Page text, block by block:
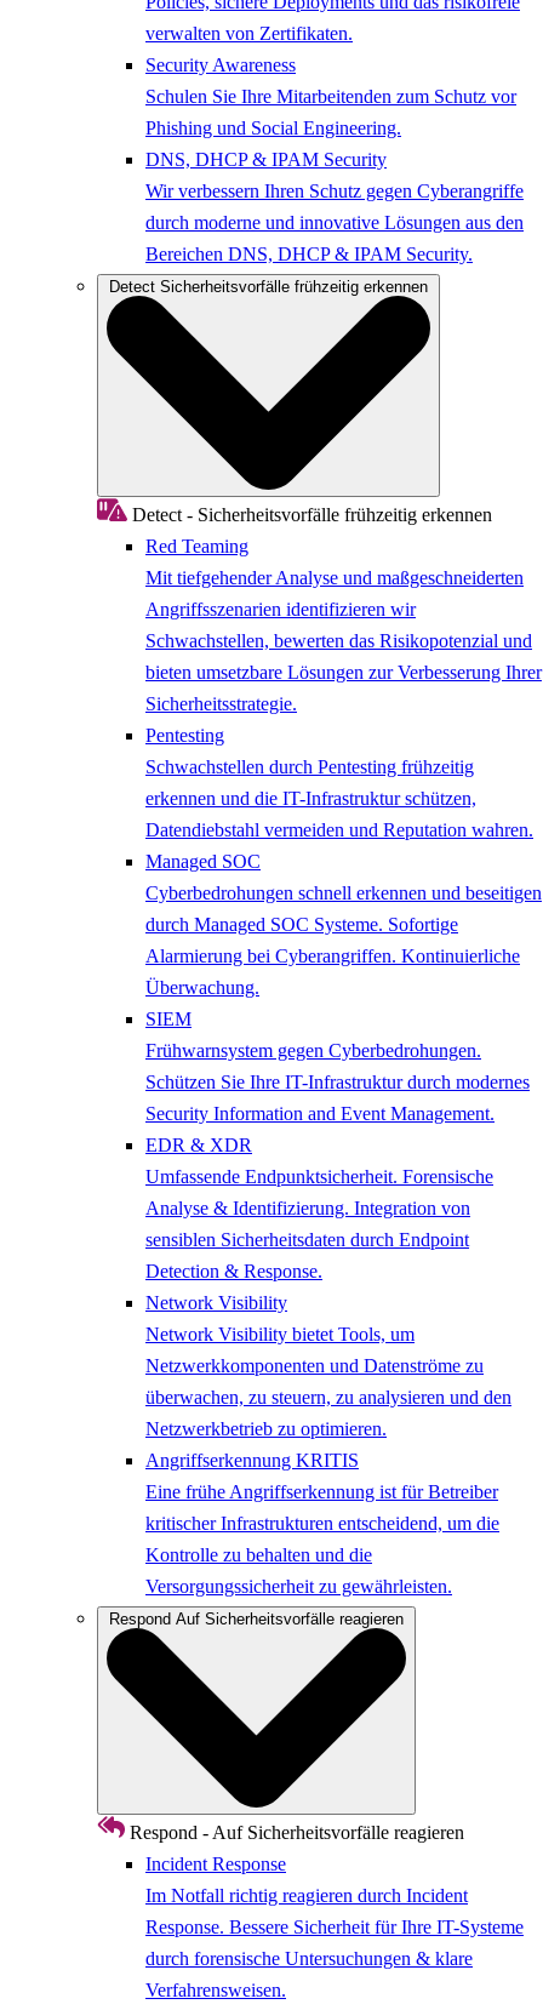
verwalten von Zertifikaten.
Security Awareness
Schulen Sie Ihre Mitarbeitenden zum Schutz vor
Phishing und Social Engineering.
DNS, DHCP & IPAM Security
Wir verbessern Ihren Schutz gegen Cyberangriffe
durch moderne und innovative Lösungen aus den
Bereichen DNS, DHCP & IPAM Security.
Detect Sicherheitsvorfälle frühzeitig erkennen
Detect - Sicherheitsvorfälle frühzeitig erkennen
Red Teaming
Mit tiefgehender Analyse und maßgeschneiderten
Angriffsszenarien identifizieren wir
Schwachstellen, bewerten das Risikopotenzial und
bieten umsetzbare Lösungen zur Verbesserung Ihrer
Sicherheitsstrategie.
Pentesting
Schwachstellen durch Pentesting frühzeitig
erkennen und die IT-Infrastruktur schützen,
Datendiebstahl vermeiden und Reputation wahren.
Managed SOC
Cyberbedrohungen schnell erkennen und beseitigen
durch Managed SOC Systeme. Sofortige
Alarmierung bei Cyberangriffen. Kontinuierliche
Überwachung.
SIEM
Frühwarnsystem gegen Cyberbedrohungen.
Schützen Sie Ihre IT-Infrastruktur durch modernes
Security Information and Event Management.
EDR & XDR
Umfassende Endpunktsicherheit. Forensische
Analyse & Identifizierung. Integration von
sensiblen Sicherheitsdaten durch Endpoint
Detection & Response.
Network Visibility
Network Visibility bietet Tools, um
Netzwerkkomponenten und Datenströme zu
überwachen, zu steuern, zu analysieren und den
Netzwerkbetrieb zu optimieren.
Angriffserkennung KRITIS
Eine frühe Angriffserkennung ist für Betreiber
kritischer Infrastrukturen entscheidend, um die
Kontrolle zu behalten und die
Versorgungssicherheit zu gewährleisten.
Respond Auf Sicherheitsvorfälle reagieren
Respond - Auf Sicherheitsvorfälle reagieren
Incident Response
Im Notfall richtig reagieren durch Incident
Response. Bessere Sicherheit für Ihre IT-Systeme
durch forensische Untersuchungen & klare
Verfahrensweisen.